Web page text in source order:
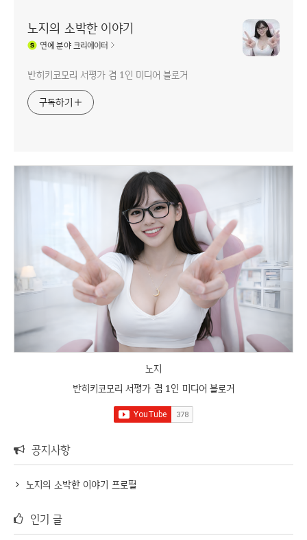
노지의 소박한 이야기
연예분야 크리에이터
반히키코모리 서평가 겸 1인 미디어 블로거
구독하기
노지
반히키코모리 서평가 겸 1인 미디어 블로거
공지사항
노지의 소박한 이야기 프로필
인기 글